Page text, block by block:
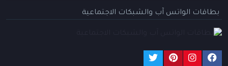
بطاقات الواتس آب والشبكات الاجتماعية